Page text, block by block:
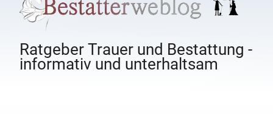
Ratgeber Trauer und Bestattung -
informativ und unterhaltsam